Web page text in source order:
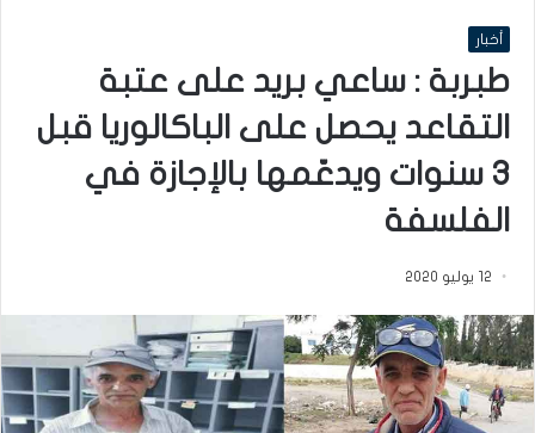
أخبار
طبربة : ساعي بريد على عتبة
التقاعد يحصل على الباكالوريا قبل
3 سنوات ويدعّمها بالإجازة في
الفلسفة
12 يوليو 2020